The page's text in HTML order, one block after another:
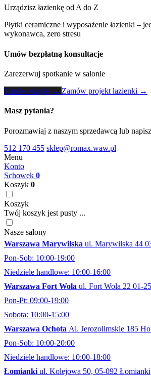
Urządzisz łazienkę od A do Z
Płytki ceramiczne i wyposażenie łazienki –
wykonawca, zero stresu
Umów bezpłatną konsultacje
Zarezerwuj spotkanie w salonie
Umów wizytę → Zamów projekt łazienki →
Masz pytania?
Porozmawiaj z naszym sprzedawcą lub
512 170 455 sklep@romax.waw.pl
Menu
Konto
Schowek 0
Koszyk 0
Koszyk
Twój koszyk jest pusty ...
Nasze salony
Warszawa Marywilska ul. Marywilska 44
Pon-Sob: 10:00-19:00
Niedziele handlowe: 10:00-16:00
Warszawa Fort Wola ul. Fort Wola 22 01-
Pon-Pt: 09:00-19:00
Sobota: 10:00-15:00
Warszawa Ochota Al. Jerozolimskie 185
Pon-Sob: 10:00-20:00
Niedziele handlowe: 10:00-18:00
Łomianki ul. Kolejowa 50, 05-092 Łomianki